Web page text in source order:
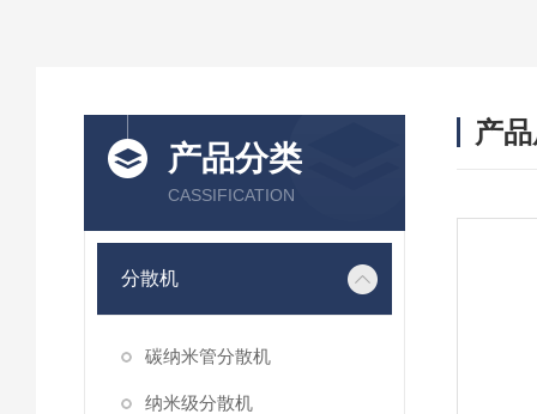
产品分类
CASSIFICATION
分散机
碳纳米管分散机
纳米级分散机
产